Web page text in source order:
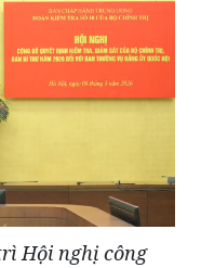
Hội nghị công